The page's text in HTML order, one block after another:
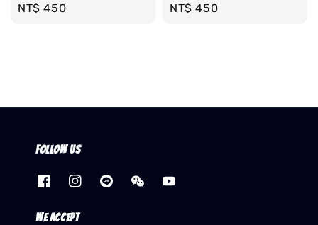
Regular
NT$ 450
Regular
NT$ 450
Follow us
We accept